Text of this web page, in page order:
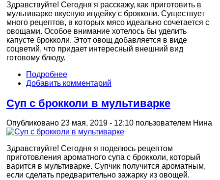
Здравствуйте! Сегодня я расскажу, как приготовить в
мультиварке вкусную индейку с брокколи. Существует
много рецептов, в которых мясо идеально сочетается с
овощами. Особое внимание хотелось бы уделить
капусте брокколи. Этот овощ добавляется в виде
соцветий, что придает интересный внешний вид
готовому блюду.
Подробнее
Добавить комментарий
Суп с брокколи в мультиварке
Опубликовано 23 мая, 2019 - 12:10 пользователем Нина
Здравствуйте! Сегодня я поделюсь рецептом
приготовления ароматного супа с брокколи, который
варится в мультиварке. Супчик получится ароматным,
если сделать предварительно зажарку из овощей.